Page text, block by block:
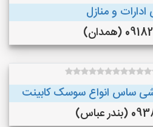
و منازل
(همدان)
ساس انواع سوسک کابینت
عباس)